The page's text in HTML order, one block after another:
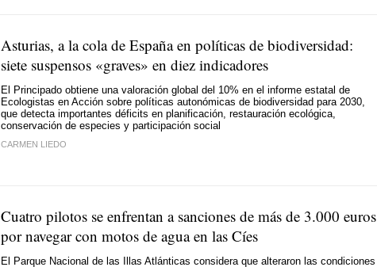
Asturias, a la cola de España en políticas de biodiversidad:
siete suspensos «graves» en diez indicadores
El Principado obtiene una valoración global del 10% en el informe estatal de
Ecologistas en Acción sobre políticas autonómicas de biodiversidad para 2030,
que detecta importantes déficits en planificación, restauración ecológica,
conservación de especies y participación social
CARMEN LIEDO
Cuatro pilotos se enfrentan a sanciones de más de 3.000 euros
por navegar con motos de agua en las Cíes
El Parque Nacional de las Illas Atlánticas considera que alteraron las condiciones